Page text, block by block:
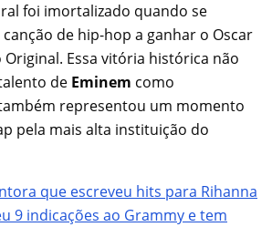
foi imortalizado quando se
de hip-hop a ganhar o Oscar
Original. Essa vitória histórica não
de Eminem como
representou um momento
pela mais alta instituição do
que escreveu hits para Rihanna
9 indicações ao Grammy e tem